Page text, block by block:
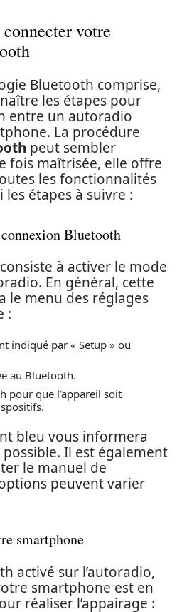
votre
Bluetooth comprise,
les étapes pour
entre un autoradio
La procédure
peut sembler
fois maîtrisée, elle offre
les fonctionnalités
les étapes à suivre :
Bluetooth
à activer le mode
En général, cette
le menu des réglages
:
indiqué par « Setup » ou
au Bluetooth.
pour que l’appareil soit
bleu vous informera
possible. Il est également
le manuel de
peuvent varier
smartphone
activé sur l’autoradio,
smartphone est en
réaliser l’appairage :